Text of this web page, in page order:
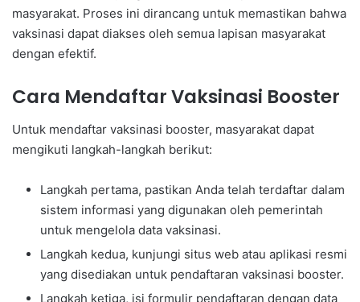
masyarakat. Proses ini dirancang untuk memastikan bahwa
vaksinasi dapat diakses oleh semua lapisan masyarakat
dengan efektif.
Cara Mendaftar Vaksinasi Booster
Untuk mendaftar vaksinasi booster, masyarakat dapat
mengikuti langkah-langkah berikut:
Langkah pertama, pastikan Anda telah terdaftar dalam
sistem informasi yang digunakan oleh pemerintah
untuk mengelola data vaksinasi.
Langkah kedua, kunjungi situs web atau aplikasi resmi
yang disediakan untuk pendaftaran vaksinasi booster.
Langkah ketiga, isi formulir pendaftaran dengan data